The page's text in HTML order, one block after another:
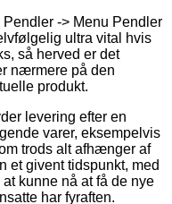
-> Menu Pendler
ultra vital hvis
så herved er det
nærmere på den
produkt.
levering efter en
varer, eksempelvis
trods alt afhænger af
et givent tidspunkt, med
kunne nå at få de nye
har fyraften.